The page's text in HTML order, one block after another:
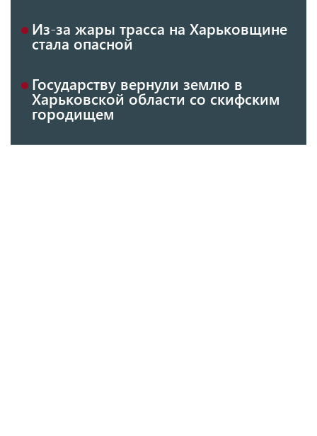
Из-за жары трасса на Харьковщине
стала опасной
Государству вернули землю в
Харьковской области со скифским
городищем